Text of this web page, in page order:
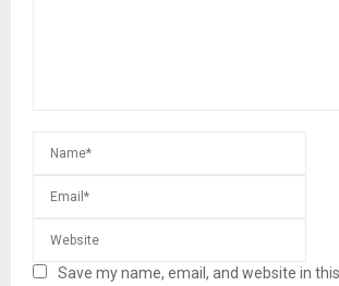
Save my name, email, and website in